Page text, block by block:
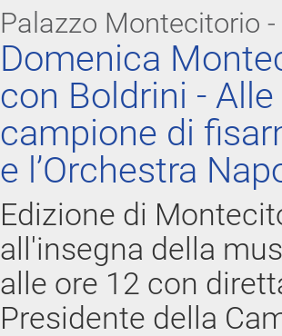
Palazzo Montecitorio
Domenica
con Boldrini -
campione di
e l’Orchestra
Edizione di
all'insegna della
alle ore 12 con
Presidente della